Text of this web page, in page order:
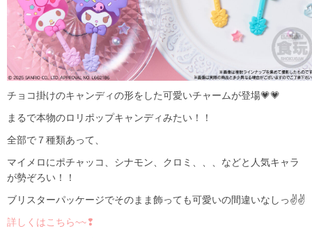
チョコ掛けのキャンディの形をした可愛いチャームが登場💗💗
まるで本物のロリポップキャンディみたい！！
全部で７種類あって、
マイメロにポチャッコ、シナモン、クロミ、、、などと人気キャラ
が勢ぞろい！！
ブリスターパッケージでそのまま飾っても可愛いの間違いなしっ✌✌
詳しくはこちら~~❢